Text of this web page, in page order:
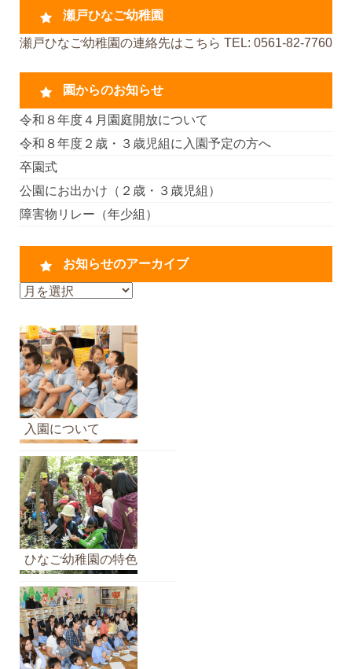
瀬戸ひなご幼稚園
瀬戸ひなご幼稚園の連絡先はこちら TEL: 0561-82-7760
園からのお知らせ
令和８年度４月園庭開放について
令和８年度２歳・３歳児組に入園予定の方へ
卒園式
公園にお出かけ（２歳・３歳児組）
障害物リレー（年少組）
お知らせのアーカイブ
お
ら
せ
の
ア
ー
カ
イ
ブ
入園について
ひなご幼稚園の特色